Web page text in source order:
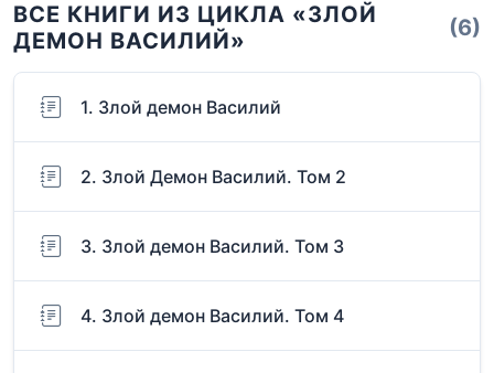
ВСЕ КНИГИ ИЗ ЦИКЛА «ЗЛОЙ
ДЕМОН ВАСИЛИЙ»
(6)
1. Злой демон Василий
2. Злой Демон Василий. Том 2
3. Злой демон Василий. Том 3
4. Злой демон Василий. Том 4